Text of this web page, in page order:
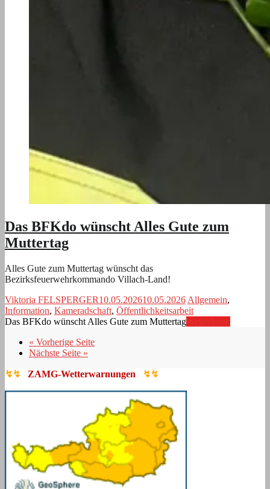
Das BFKdo wünscht Alles Gute zum
Muttertag
Alles Gute zum Muttertag wünscht das
Bezirksfeuerwehrkommando Villach-Land!
Viktoria FELSPERGER10.05.202610.05.2026 Allgemein,
Information, Kameradschaft, Öffentlichkeitsarbeit
Das BFKdo wünscht Alles Gute zum Muttertag
« Vorherige Seite
Nächste Seite »
↯↯ ZAMG-Wetterwarnungen ↯↯